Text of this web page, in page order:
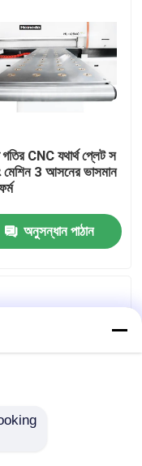
CNC যথার্থ প্লেট স
মেশিন 3 আসনের ভাসমান
অনুসন্ধান পাঠান